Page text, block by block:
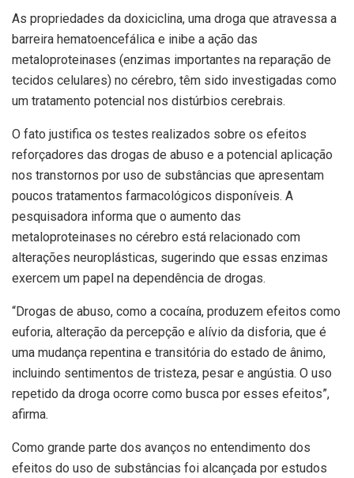
As propriedades da doxiciclina, uma droga que atravessa a
barreira hematoencefálica e inibe a ação das
metaloproteinases (enzimas importantes na reparação de
tecidos celulares) no cérebro, têm sido investigadas como
um tratamento potencial nos distúrbios cerebrais.
O fato justifica os testes realizados sobre os efeitos
reforçadores das drogas de abuso e a potencial aplicação
nos transtornos por uso de substâncias que apresentam
poucos tratamentos farmacológicos disponíveis. A
pesquisadora informa que o aumento das
metaloproteinases no cérebro está relacionado com
alterações neuroplásticas, sugerindo que essas enzimas
exercem um papel na dependência de drogas.
“Drogas de abuso, como a cocaína, produzem efeitos como
euforia, alteração da percepção e alívio da disforia, que é
uma mudança repentina e transitória do estado de ânimo,
incluindo sentimentos de tristeza, pesar e angústia. O uso
repetido da droga ocorre como busca por esses efeitos”,
afirma.
Como grande parte dos avanços no entendimento dos
efeitos do uso de substâncias foi alcançada por estudos